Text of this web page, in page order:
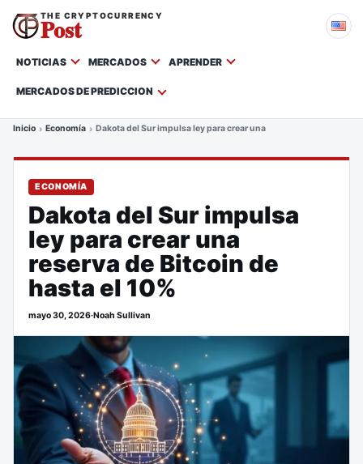
THE CRYPTOCURRENCY
Post
NOTICIAS MERCADOS APRENDER
MERCADOS DE PREDICCION
Inicio Economía Dakota del Sur impulsa ley para crear una reserva de Bitcoin de
ECONOMÍA
Dakota del Sur impulsa
ley para crear una
reserva de Bitcoin de
hasta el 10%
mayo 30, 2026·Noah Sullivan